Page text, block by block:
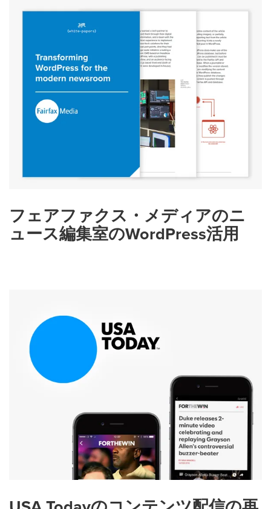
フェアファクス・メディアのニ
ュース編集室のWordPress活用